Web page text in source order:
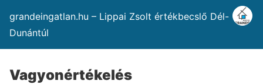
grandeingatlan.hu – Lippai Zsolt értékbecslő Dél-
Dunántúl
Vagyonértékelés